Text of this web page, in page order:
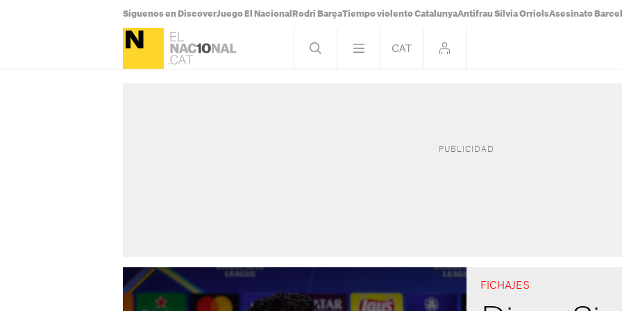
Síguenos en DiscoverJuego El Nacional Rodri BarçaTiempo violento CatalunyaAntifrau Sílvia OrriolsAsesinato
FICHAJES